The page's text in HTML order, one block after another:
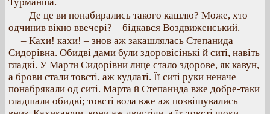
– Де це ви понабирались такого кашлю? Може, хто
одчинив вікно ввечері? – бідкався Воздвиженський.
– Кахи! кахи! – знов аж закашлялась Степанида
Сидорівна. Обидві дами були здоровісінькі й ситі, навіть
гладкі. У Марти Сидорівни лице стало здорове, як кавун,
а брови стали товсті, аж кудлаті. Її ситі руки неначе
понабрякали од ситі. Марта й Степанида вже добре-таки
гладшали обидві; товсті вола вже аж позвішувались